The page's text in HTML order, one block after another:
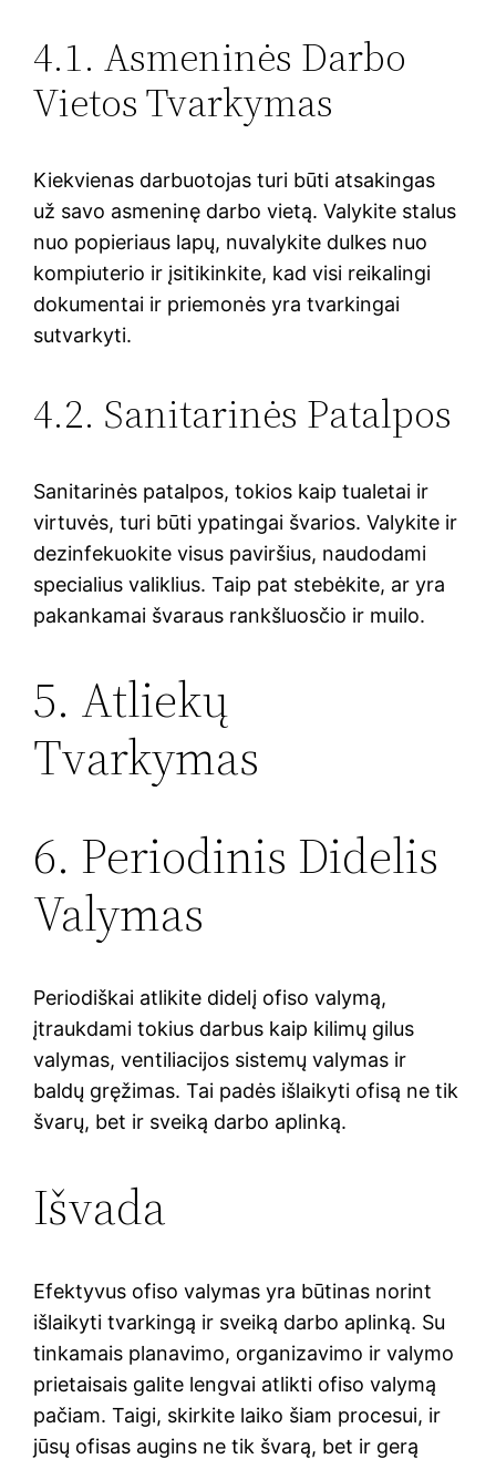
4.1. Asmeninės Darbo
Vietos Tvarkymas
Kiekvienas darbuotojas turi būti atsakingas
už savo asmeninę darbo vietą. Valykite stalus
nuo popieriaus lapų, nuvalykite dulkes nuo
kompiuterio ir įsitikinkite, kad visi reikalingi
dokumentai ir priemonės yra tvarkingai
sutvarkyti.
4.2. Sanitarinės Patalpos
Sanitarinės patalpos, tokios kaip tualetai ir
virtuvės, turi būti ypatingai švarios. Valykite ir
dezinfekuokite visus paviršius, naudodami
specialius valiklius. Taip pat stebėkite, ar yra
pakankamai švaraus rankšluosčio ir muilo.
5. Atliekų
Tvarkymas
6. Periodinis Didelis
Valymas
Periodiškai atlikite didelį ofiso valymą,
įtraukdami tokius darbus kaip kilimų gilus
valymas, ventiliacijos sistemų valymas ir
baldų gręžimas. Tai padės išlaikyti ofisą ne tik
švarų, bet ir sveiką darbo aplinką.
Išvada
Efektyvus ofiso valymas yra būtinas norint
išlaikyti tvarkingą ir sveiką darbo aplinką. Su
tinkamais planavimo, organizavimo ir valymo
prietaisais galite lengvai atlikti ofiso valymą
pačiam. Taigi, skirkite laiko šiam procesui, ir
jūsų ofisas augins ne tik švarą, bet ir gerą